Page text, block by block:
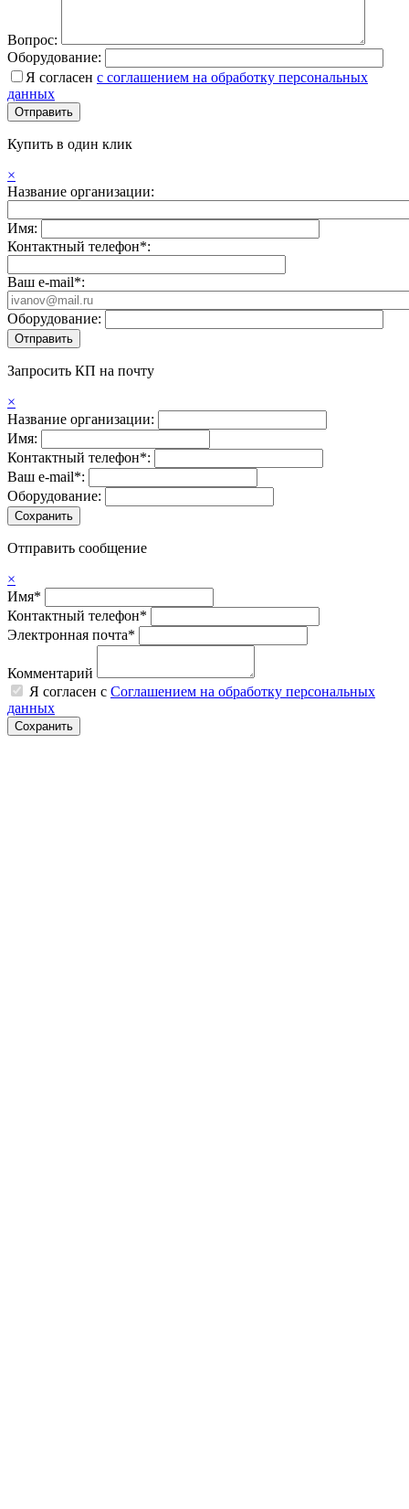
Вопрос:
Оборудование:
Я согласен с соглашением на обработку персональных
данных
Купить в один клик
×
Название организации:
Имя:
Контактный телефон*:
Ваш e-mail*:
Оборудование:
Запросить КП на почту
×
Название организации:
Имя:
Контактный телефон*:
Ваш e-mail*:
Оборудование:
Отправить сообщение
×
Имя*
Контактный телефон*
Электронная почта*
Комментарий
Я согласен с Соглашением на обработку персональных
данных